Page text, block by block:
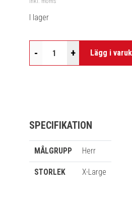
I lager
- + Lägg i
SPECIFIKATION
MÅLGRUPP Herr
STORLEK X-Large